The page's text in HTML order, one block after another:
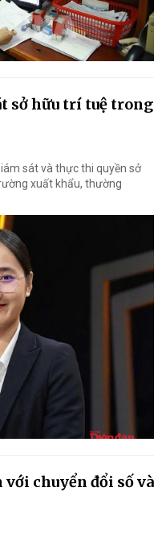
sở hữu trí tuệ trong
sát và thực thi quyền sở
xuất khẩu, thường
chuyển đổi số và